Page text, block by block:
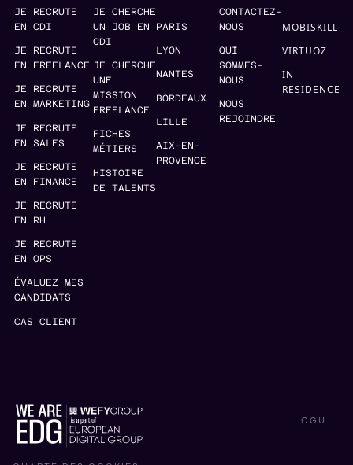
JE RECRUTE
EN CDI
JE RECRUTE
EN FREELANCE
JE RECRUTE
EN MARKETING
JE RECRUTE
EN SALES
JE RECRUTE
EN FINANCE
JE RECRUTE
EN RH
JE RECRUTE
EN OPS
ÉVALUEZ MES
CANDIDATS
CAS CLIENT
JE CHERCHE
UN JOB EN
CDI
JE CHERCHE
UNE
MISSION
FREELANCE
FICHES
MÉTIERS
HISTOIRE
DE TALENTS
PARIS
LYON
NANTES
BORDEAUX
LILLE
AIX-EN-
PROVENCE
CONTACTEZ-
NOUS
QUI
SOMMES-
NOUS
NOUS
REJOINDRE
MOBISKILL
VIRTUOZ
IN
RESIDENCE
CGU